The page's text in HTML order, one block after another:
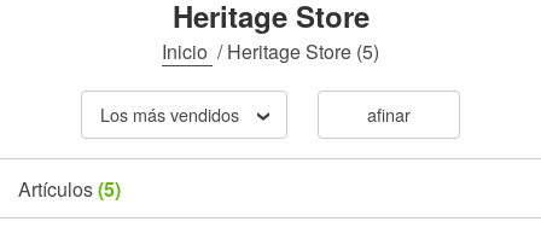
Heritage Store
Inicio /Heritage Store (5)
Los más vendidos afinar
Artículos(5)